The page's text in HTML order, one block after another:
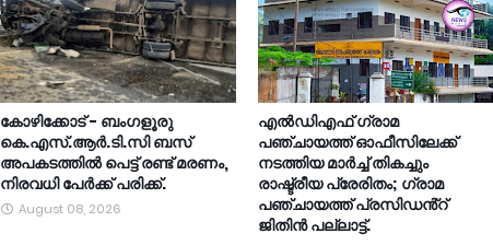
കോഴിക്കോട് - ബംഗളൂരു
കെ.എസ്.ആർ.ടി.സി ബസ്
അപകടത്തിൽ പെട്ട് രണ്ട് മരണം,
നിരവധി പേർക്ക് പരിക്ക്.
August 08, 2026
എൽഡിഎഫ് ഗ്രാമ
പഞ്ചായത്ത് ഓഫീസിലേക്ക്
നടത്തിയ മാർച്ച് തികച്ചും
രാഷ്ട്രീയ പ്രേരിതം; ഗ്രാമ
പഞ്ചായത്ത് പ്രസിഡൻ്റ്
ജിതിൻ പല്ലാട്ട്.